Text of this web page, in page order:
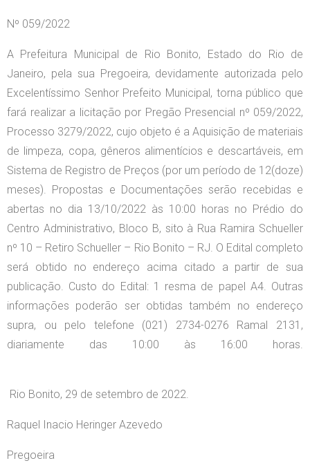
Nº 059/2022
A Prefeitura Municipal de Rio Bonito, Estado do Rio de
Janeiro, pela sua Pregoeira, devidamente autorizada pelo
Excelentíssimo Senhor Prefeito Municipal, torna público que
fará realizar a licitação por Pregão Presencial nº 059/2022,
Processo 3279/2022, cujo objeto é a Aquisição de materiais
de limpeza, copa, gêneros alimentícios e descartáveis, em
Sistema de Registro de Preços (por um período de 12(doze)
meses). Propostas e Documentações serão recebidas e
abertas no dia 13/10/2022 às 10:00 horas no Prédio do
Centro Administrativo, Bloco B, sito à Rua Ramira Schueller
nº 10 – Retiro Schueller – Rio Bonito – RJ. O Edital completo
será obtido no endereço acima citado a partir de sua
publicação. Custo do Edital: 1 resma de papel A4. Outras
informações poderão ser obtidas também no endereço
supra, ou pelo telefone (021) 2734-0276 Ramal 2131,
diariamente das 10:00 às 16:00 horas.
Rio Bonito, 29 de setembro de 2022.
Raquel Inacio Heringer Azevedo
Pregoeira